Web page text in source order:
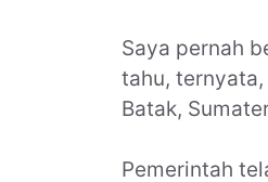
Saya pernah
tahu,
Batak,
Pemerintah